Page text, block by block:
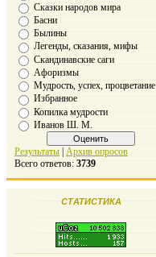
Сказки народов мира
Басни
Былины
Легенды, сказания, мифы
Скандинавские саги
Афоризмы
Мудрость, успех, процветание
Избранное
Копилка мудрости
Иванов Ш. М.
Результаты Архив опросов
Всего ответов: 3739
СТАТИСТИКА